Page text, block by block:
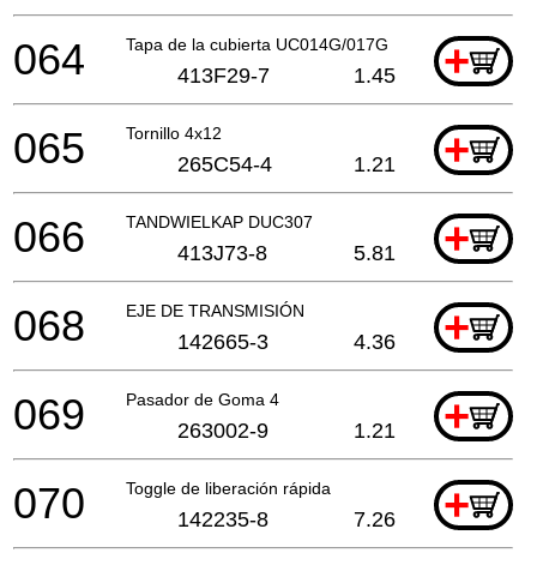
Tapa de la cubierta UC014G/017G +
064 413F29-7 1.45
Tornillo 4x12 +
065 265C54-4 1.21
TANDWIELKAP DUC307 +
066 413J73-8 5.81
EJE DE TRANSMISIÓN +
068 142665-3 4.36
Pasador de Goma 4 +
069 263002-9 1.21
Toggle de liberación rápida +
070 142235-8 7.26